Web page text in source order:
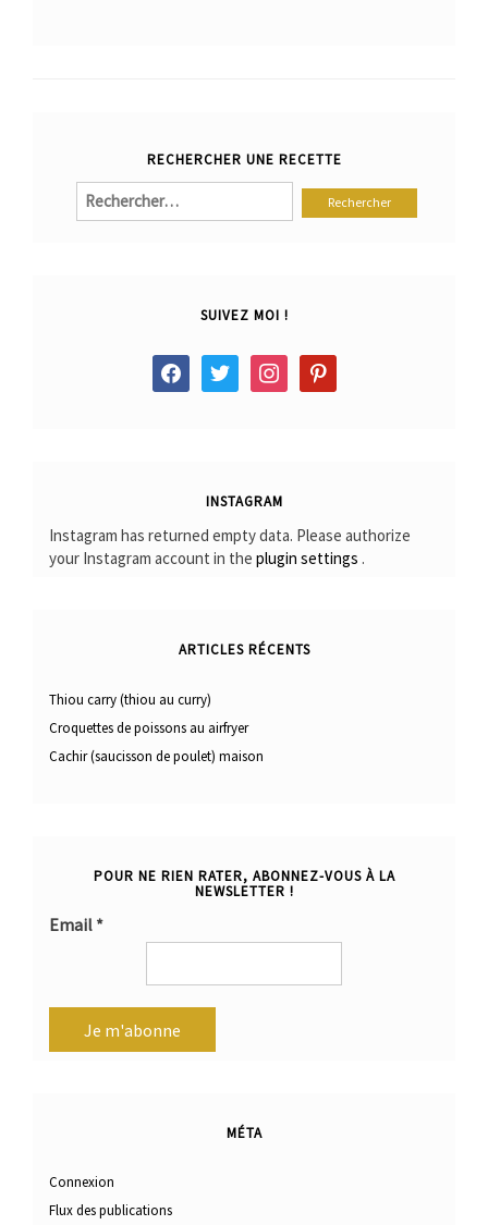
RECHERCHER UNE RECETTE
Rechercher :
SUIVEZ MOI !
facebook twitter instagram pinterest
INSTAGRAM
Instagram has returned empty data. Please authorize
your Instagram account in the plugin settings .
ARTICLES RÉCENTS
Thiou carry (thiou au curry)
Croquettes de poissons au airfryer
Cachir (saucisson de poulet) maison
POUR NE RIEN RATER, ABONNEZ-VOUS À LA
NEWSLETTER !
Email *
MÉTA
Connexion
Flux des publications